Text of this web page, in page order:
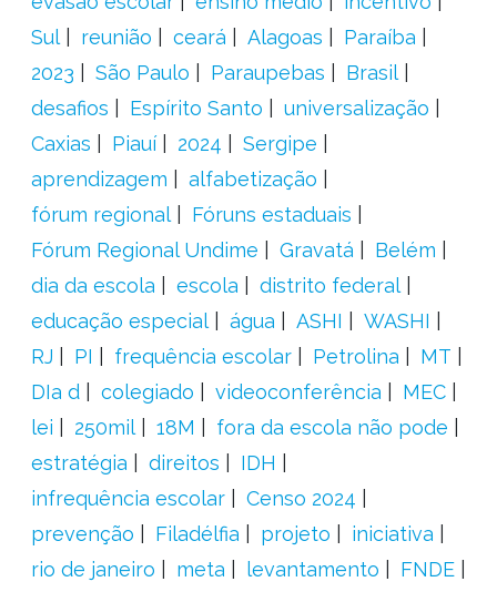
Sul
reunião ceará Alagoas
Paraíba
2023
São Paulo Paraupebas
Brasil
desafios
Espírito Santo
universalização
Caxias
Piauí 2024
Sergipe
aprendizagem
alfabetização
fórum regional
Fóruns estaduais
Fórum Regional Undime
Gravatá
Belém
dia da escola
escola
distrito federal
educação especial
água ASHI
WASHI
RJ
PI frequência escolar Petrolina
MT
DIa d
colegiado videoconferência
MEC
lei
250mil 18M
fora da escola não pode
estratégia
direitos
IDH
infrequência escolar
Censo 2024
prevenção
Filadélfia projeto
iniciativa
rio de janeiro
meta levantamento
FNDE